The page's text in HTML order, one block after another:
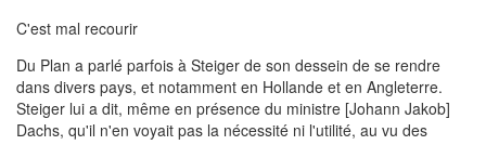
C'est mal recourir
Du Plan a parlé parfois à Steiger de son dessein de se rendre
dans divers pays, et notamment en Hollande et en Angleterre.
Steiger lui a dit, même en présence du ministre [Johann Jakob]
Dachs, qu'il n'en voyait pas la nécessité ni l'utilité, au vu des